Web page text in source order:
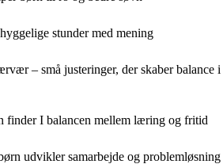
stunder med mening
– små justeringer, der skaber balance i
finder I balancen mellem læring og fritid
udvikler samarbejde og problemløsning